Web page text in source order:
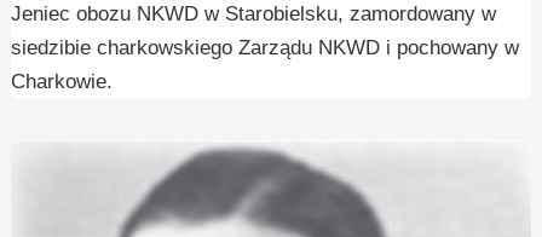
Jeniec obozu NKWD w Starobielsku, zamordowany w
siedzibie charkowskiego Zarządu NKWD i pochowany w
Charkowie.